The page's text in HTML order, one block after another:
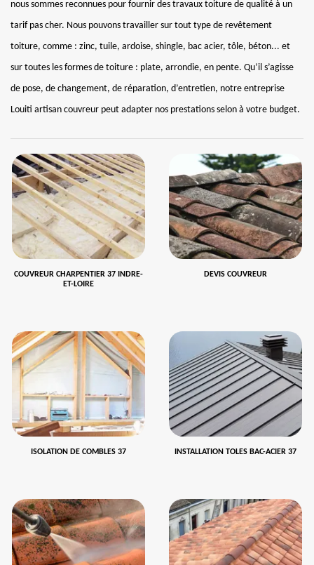
nous sommes reconnues pour fournir des travaux toiture de qualité à un
tarif pas cher. Nous pouvons travailler sur tout type de revêtement
toiture, comme : zinc, tuile, ardoise, shingle, bac acier, tôle, béton... et
sur toutes les formes de toiture : plate, arrondie, en pente. Qu’il s’agisse
de pose, de changement, de réparation, d’entretien, notre entreprise
Louiti artisan couvreur peut adapter nos prestations selon à votre budget.
COUVREUR CHARPENTIER 37 INDRE-
ET-LOIRE
DEVIS COUVREUR
ISOLATION DE COMBLES 37 INSTALLATION TOLES BAC-ACIER 37